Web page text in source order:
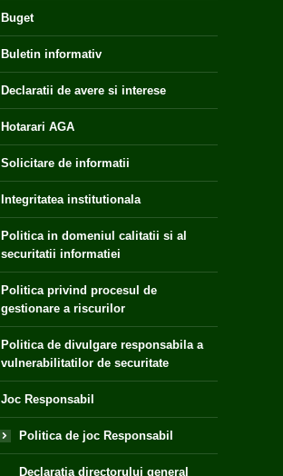
Buget
Buletin informativ
Declaratii de avere si interese
Hotarari AGA
Solicitare de informatii
Integritatea institutionala
Politica in domeniul calitatii si al
securitatii informatiei
Politica privind procesul de
gestionare a riscurilor
Politica de divulgare responsabila a
vulnerabilitatilor de securitate
Joc Responsabil
Politica de joc Responsabil
Declaratia directorului general